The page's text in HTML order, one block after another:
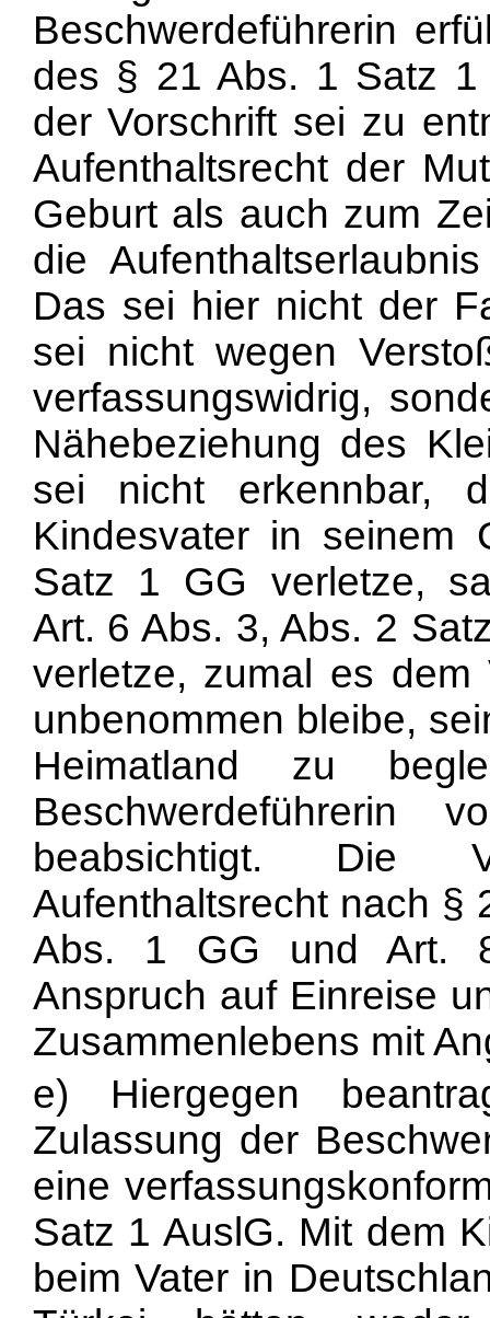
Beschwerdeführerin
des § 21 Abs. 1 Satz
der Vorschrift sei zu
Aufenthaltsrecht der
Geburt als auch zum
die
Das sei hier nicht der
sei nicht wegen
verfassungswidrig,
Nähebeziehung des
sei nicht erkennbar,
Kindesvater in seinem
Satz 1 GG verletze,
Art. 6 Abs. 3, Abs. 2
verletze, zumal es dem
unbenommen bleibe,
Heimatland zu
beabsichtigt. Die
Aufenthaltsrecht nach §
Abs. 1 GG und Art.
Anspruch auf Einreise
Zusammenlebens mit
e) Hiergegen
Zulassung der
eine
Satz 1 AuslG. Mit dem
beim Vater in